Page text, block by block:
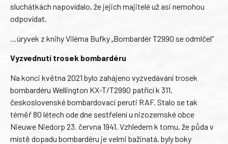
sluchátkách napovídalo, že jejich majitelé už asi nemohou
odpovídat.
…úryvek z knihy Viléma Bufky „Bombardér T2990 se odmlčel“
Vyzvednutí trosek bombardéru
Na konci května 2021 bylo zahájeno vyzvedávání trosek
bombardéru Wellington KX-T/T2990 patřící k 311.
československé bombardovací peruti RAF. Stalo se tak
téměř 80 létech ode dne sestřelení u nizozemské obce
Nieuwe Niedorp 23. června 1941. Vzhledem k tomu, že půda v
místě dopadu bombardéru je velmi bažinatá, byly boky